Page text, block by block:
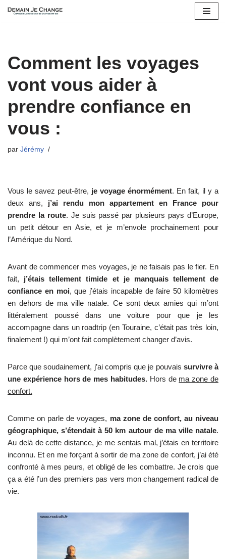
Comment les voyages
vont vous aider à
prendre confiance en
vous :
par Jérémy
Vous le savez peut-être, je voyage énormément. En fait, il y a
deux ans, j’ai rendu mon appartement en France pour
prendre la route. Je suis passé par plusieurs pays d’Europe,
un petit détour en Asie, et je m’envole prochainement pour
l’Amérique du Nord.
Avant de commencer mes voyages, je ne faisais pas le fier. En
fait, j’étais tellement timide et je manquais tellement de
confiance en moi, que j’étais incapable de faire 50 kilomètres
en dehors de ma ville natale. Ce sont deux amies qui m’ont
littéralement poussé dans une voiture pour que je les
accompagne dans un roadtrip (en Touraine, c’était pas très loin,
finalement !) qui m’ont fait complètement changer d’avis.
Parce que soudainement, j’ai compris que je pouvais survivre à
une expérience hors de mes habitudes. Hors de ma zone de
confort.
Comme on parle de voyages, ma zone de confort, au niveau
géographique, s’étendait à 50 km autour de ma ville natale.
Au delà de cette distance, je me sentais mal, j’étais en territoire
inconnu. Et en me forçant à sortir de ma zone de confort, j’ai été
confronté à mes peurs, et obligé de les combattre. Je crois que
ça a été l’un des premiers pas vers mon changement radical de
vie.